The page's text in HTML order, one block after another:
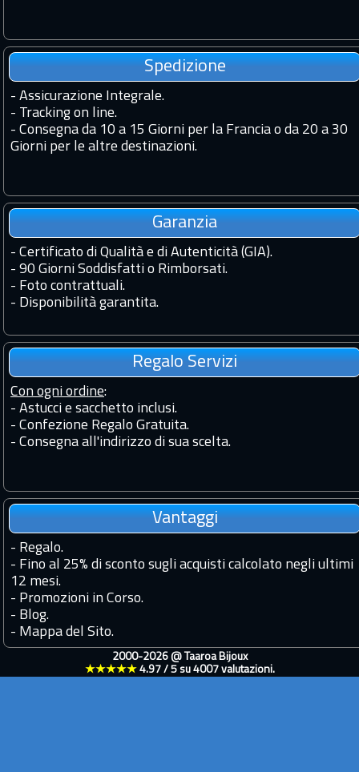
Spedizione
- Assicurazione Integrale.
- Tracking on line.
- Consegna da 10 a 15 Giorni per la Francia o da 20 a 30
Giorni per le altre destinazioni.
Garanzia
- Certificato di Qualità e di Autenticità (GIA).
- 90 Giorni Soddisfatti o Rimborsati.
- Foto contrattuali.
- Disponibilità garantita.
Regalo Servizi
Con ogni ordine:
- Astucci e sacchetto inclusi.
- Confezione Regalo Gratuita.
- Consegna all'indirizzo di sua scelta.
Vantaggi
- Regalo.
- Fino al 25% di sconto sugli acquisti calcolato negli ultimi
12 mesi.
- Promozioni in Corso.
- Blog.
- Mappa del Sito.
2000-2026 @ Taaroa Bijoux
★★★★★ 4.97/ 5su 4007valutazioni.